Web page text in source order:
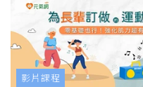
影片課程